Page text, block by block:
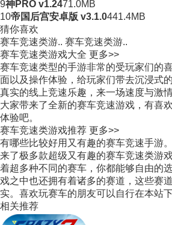
9神PRO v1.2471.0MB
10帝国后宫安卓版 v3.1.0441.4MB
猜你喜欢
赛车竞速类游.. 赛车竞速类游..
赛车竞速类游戏大全 更多>>
赛车竞速类型的手游非常的受玩家们的
面以及操作体验，给玩家们带去沉浸式
真实的线上竞速乐趣，来一场速度与激
大家带来了全新的赛车竞速游戏，有喜
体验吧。
赛车竞速类游戏推荐 更多>>
有哪些比较好用又有趣的赛车竞速手游
来了极多款超级又有趣的赛车竞速类游
着超多种不同的赛车，你都能够自由的
戏之中也还拥有着诸多的赛道，这些赛
实。喜欢玩赛车的朋友可以自行在本站下
相关推荐